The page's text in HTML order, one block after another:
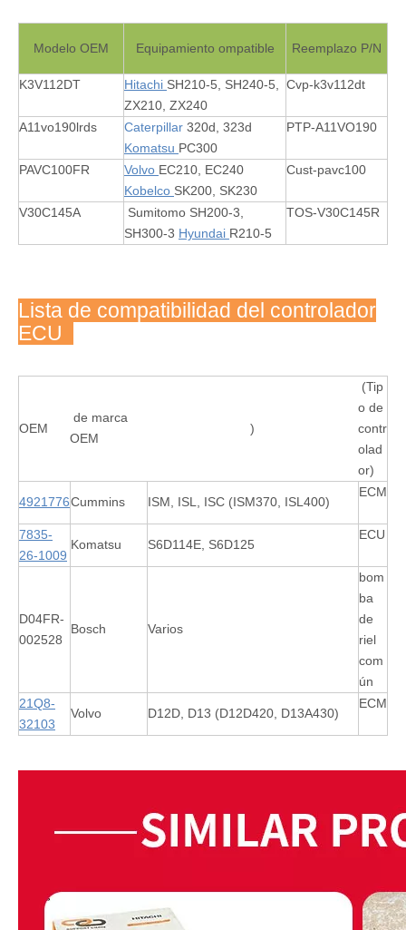
Modelo OEM Equipamiento ompatible Reemplazo P/N
K3V112DT Hitachi SH210-5, SH240-5,
ZX210, ZX240
Cvp-k3v112dt
A11vo190lrds Caterpillar 320d, 323d
Komatsu PC300
PTP-A11VO190
PAVC100FR Volvo EC210, EC240
Kobelco SK200, SK230
Cust-pavc100
V30C145A
Sumitomo SH200-3,
SH300-3 Hyundai R210-5
TOS-V30C145R
Lista de compatibilidad del controlador
ECU
OEM
de marca
OEM
)
(Tip
o de
contr
olad
or)
4921776Cummins ISM, ISL, ISC (ISM370, ISL400)
ECM
7835-
26-1009
Komatsu S6D114E, S6D125
ECU
D04FR-
002528
Bosch Varios
bom
ba
de
riel
com
ún
21Q8-
32103
Volvo D12D, D13 (D12D420, D13A430)
ECM